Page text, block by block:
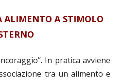
ALIMENTO A STIMOLO
In pratica avviene
tra un alimento e